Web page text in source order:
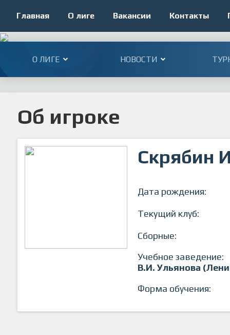
Главная О лиге Вакансии Контакты
О ЛИГЕ НОВОСТИ
Об игроке
Скрябин
Дата рождения:
Текущий клуб:
Сборные:
Учебное заведение:
В.И. Ульянова
Форма обучения: